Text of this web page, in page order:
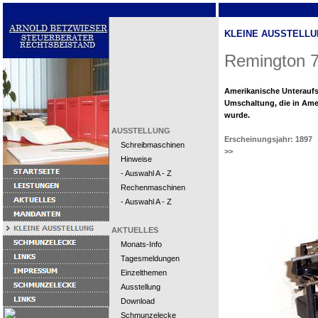
AUSSTELLUNG
Schreibmaschinen
Hinweise
- Auswahl A - Z
Rechenmaschinen
- Auswahl A - Z
AKTUELLES
Monats-Info
Tagesmeldungen
Einzelthemen
Ausstellung
Download
Schmunzelecke
KLEINE
Remington
Amerikanische
Umschaltung, die in
wurde.
Erscheinungsjahr: 1897
>>